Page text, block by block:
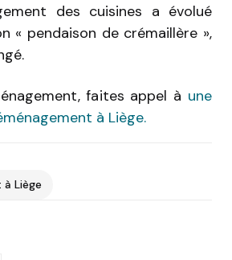
des cuisines a évolué
« pendaison de crémaillère »,
faites appel à une
à Liège.
Liège